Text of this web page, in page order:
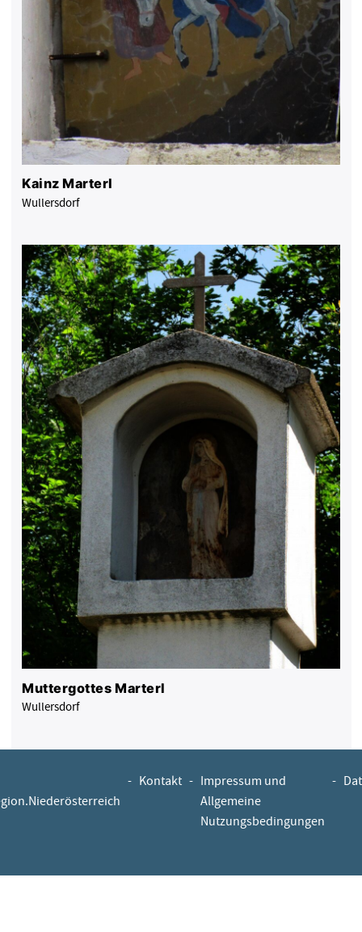
Kainz Marterl
Wullersdorf
Muttergottes Marterl
Wullersdorf
- Kontakt - Impressum und
Allgemeine
Nutzungsbedingungen
-